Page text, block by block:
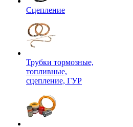
Сцепление
Трубки тормозные,
топливные,
сцепление, ГУР